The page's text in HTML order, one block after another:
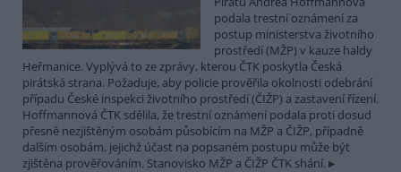
podala trestní oznámení za
postup ministerstva životního
prostředí (MŽP) v kauze haldy
Heřmanice. Vyplývá to ze zprávy, kterou ČTK poskytla Česká
pirátská strana. Požaduje, aby policie prověřila okolnosti odebrání
případu České inspekci životního prostředí (ČIŽP) a zastavení řízení.
Hoffmannová ČTK sdělila, že trestní oznámení podala proti dosud
přesně nezjištěným osobám působícím na MŽP a ČIŽP, případně
dalším osobám, jejichž účast na popsaném postupu může být
zjištěna prověřováním. Stanovisko MŽP a ČIŽP ČTK shání.